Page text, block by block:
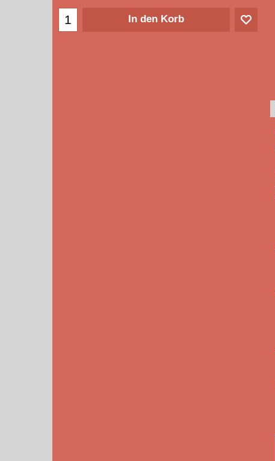
In den Korb